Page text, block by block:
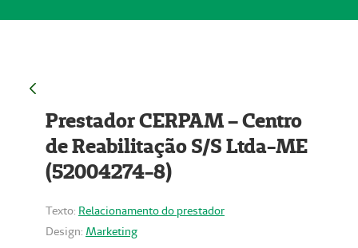
Prestador CERPAM – Centro
de Reabilitação S/S Ltda-ME
(52004274-8)
Texto: Relacionamento do prestador
Design: Marketing